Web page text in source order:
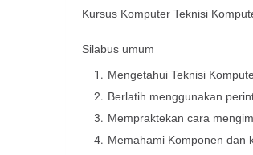
Kursus Komputer Teknisi
Silabus umum
Mengetahui Teknisi
Berlatih menggunakan
Mempraktekan cara
Memahami Komponen dan